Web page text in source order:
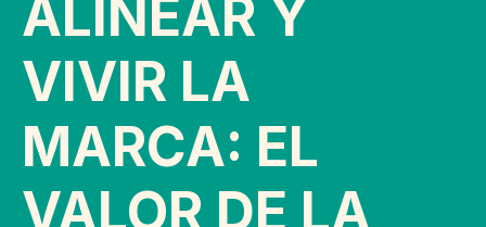
ALINEAR Y
VIVIR LA
MARCA: EL
VALOR DE LA